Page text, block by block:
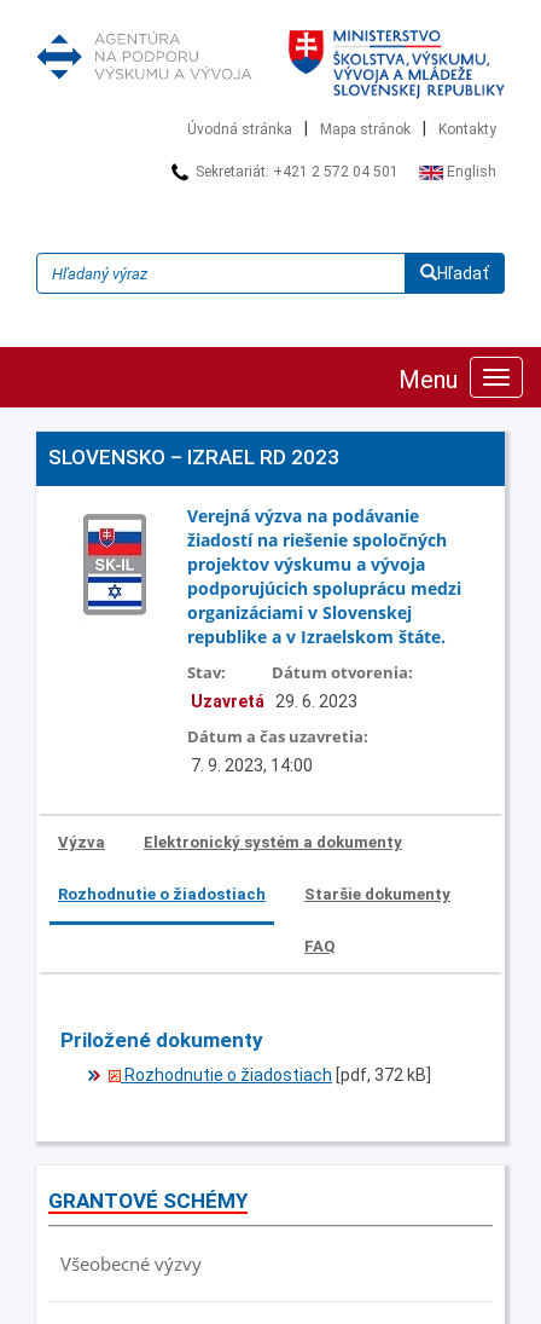
Úvodná stránka Mapa stránok Kontakty
Sekretariát: +421 2 572 04 501 English
Hľadať
Menu
SLOVENSKO – IZRAEL RD 2023
Verejná výzva na podávanie
žiadostí na riešenie spoločných
projektov výskumu a vývoja
podporujúcich spoluprácu medzi
organizáciami v Slovenskej
republike a v Izraelskom štáte.
Stav:
Uzavretá
Dátum otvorenia:
29. 6. 2023
Dátum a čas uzavretia:
7. 9. 2023, 14:00
Výzva Elektronický systém a dokumenty
Rozhodnutie o žiadostiach Staršie dokumenty
FAQ
Priložené dokumenty
Rozhodnutie o žiadostiach [pdf, 372 kB]
GRANTOVÉ SCHÉMY
Všeobecné výzvy